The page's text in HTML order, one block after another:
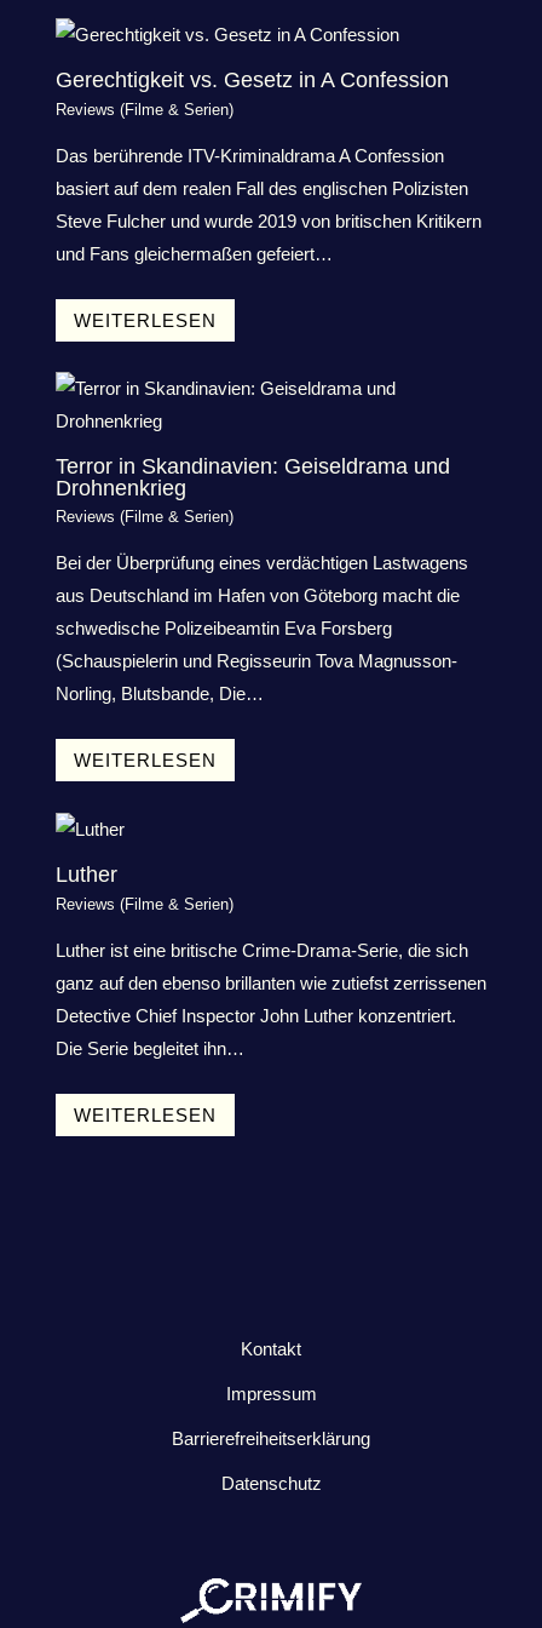
Gerechtigkeit vs. Gesetz in A Confession
Reviews (Filme & Serien)
Das berührende ITV-Kriminaldrama A Confession
basiert auf dem realen Fall des englischen Polizisten
Steve Fulcher und wurde 2019 von britischen Kritikern
und Fans gleichermaßen gefeiert…
WEITERLESEN
Terror in Skandinavien: Geiseldrama und
Drohnenkrieg
Reviews (Filme & Serien)
Bei der Überprüfung eines verdächtigen Lastwagens
aus Deutschland im Hafen von Göteborg macht die
schwedische Polizeibeamtin Eva Forsberg
(Schauspielerin und Regisseurin Tova Magnusson-
Norling, Blutsbande, Die…
WEITERLESEN
Luther
Reviews (Filme & Serien)
Luther ist eine britische Crime-Drama-Serie, die sich
ganz auf den ebenso brillanten wie zutiefst zerrissenen
Detective Chief Inspector John Luther konzentriert.
Die Serie begleitet ihn…
WEITERLESEN
Kontakt
Impressum
Barrierefreiheitserklärung
Datenschutz